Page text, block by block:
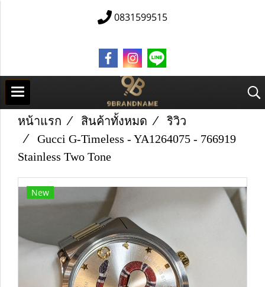
0831599515
หน้าแรก สินค้าทั้งหมด
ริวิว
Gucci G-Timeless - YA1264075 - 766919
Stainless Two Tone
New